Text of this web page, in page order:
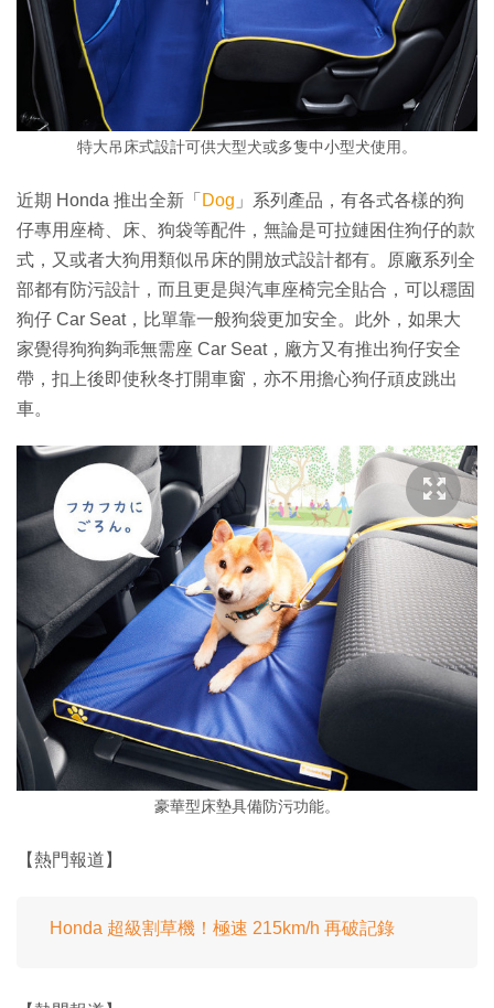
特大吊床式設計可供大型犬或多隻中小型犬使用。
近期 Honda 推出全新「 Dog 」系列產品，有各式各樣的狗
仔專用座椅、床、狗袋等配件，無論是可拉鏈困住狗仔的款
式，又或者大狗用類似吊床的開放式設計都有。原廠系列全
部都有防污設計，而且更是與汽車座椅完全貼合，可以穩固
狗仔 Car Seat，比單靠一般狗袋更加安全。此外，如果大
家覺得狗狗夠乖無需座 Car Seat，廠方又有推出狗仔安全
帶，扣上後即使秋冬打開車窗，亦不用擔心狗仔頑皮跳出
車。
豪華型床墊具備防污功能。
【熱門報道】
Honda 超級割草機！極速 215km/h 再破記錄